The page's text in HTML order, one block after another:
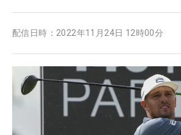
配信日時： 2022年11月24日 12時00分